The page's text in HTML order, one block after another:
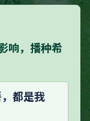
响，播种希
都是我